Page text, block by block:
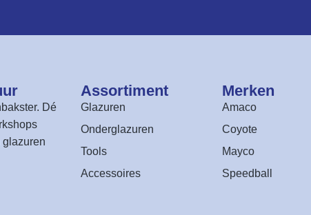
. Dé
glazuren
Assortiment​
Glazuren
Onderglazuren
Tools
Accessoires
Merken
Amaco
Coyote
Mayco
Speedball